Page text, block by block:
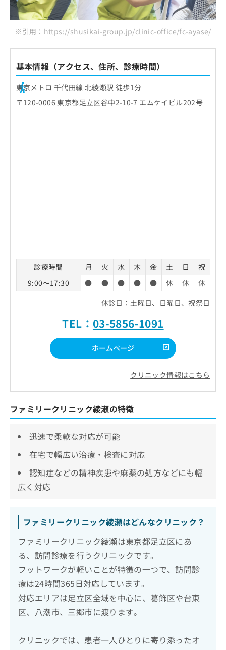
※引用：https://shusikai-group.jp/clinic-office/fc-ayase/
基本情報（アクセス、住所、診療時間）
東京メトロ 千代田線 北綾瀬駅 徒歩1分
〒120-0006 東京都足立区谷中2-10-7 エムケイビル202号
診療時間 月 火 水 木 金 土 日
祝
9:00〜17:30
● ● ● ● ● 休 休
休
休診日：土曜日、日曜日、祝祭日
TEL： 03-5856-1091
ホームページ
クリニック情報はこちら
ファミリークリニック綾瀬の特徴
迅速で柔軟な対応が可能
在宅で幅広い治療・検査に対応
認知症などの精神疾患や麻薬の処方などにも幅
広く対応
ファミリークリニック綾瀬はどんなクリニック？
ファミリークリニック綾瀬は東京都足立区にあ
る、訪問診療を行うクリニックです。
フットワークが軽いことが特徴の一つで、訪問診
療は24時間365日対応しています。
対応エリアは足立区全域を中心に、葛飾区や台東
区、八潮市、三郷市に渡ります。
クリニックでは、患者一人ひとりに寄り添ったオ